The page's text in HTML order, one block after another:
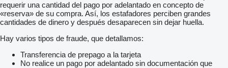
requerir una cantidad del pago por adelantado en concepto de
«reserva» de su compra. Así, los estafadores perciben grandes
cantidades de dinero y después desaparecen sin dejar huella.
Hay varios tipos de fraude, que detallamos:
Transferencia de prepago a la tarjeta
No realice un pago por adelantado sin documentación que